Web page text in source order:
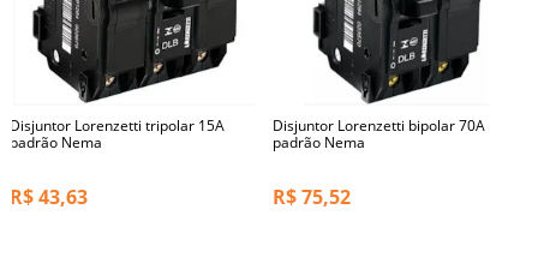
Disjuntor Lorenzetti tripolar 15A
padrão Nema
R$43,63
Disjuntor Lorenzetti bipolar 70A
padrão Nema
R$75,52